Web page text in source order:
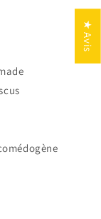
★ Avis